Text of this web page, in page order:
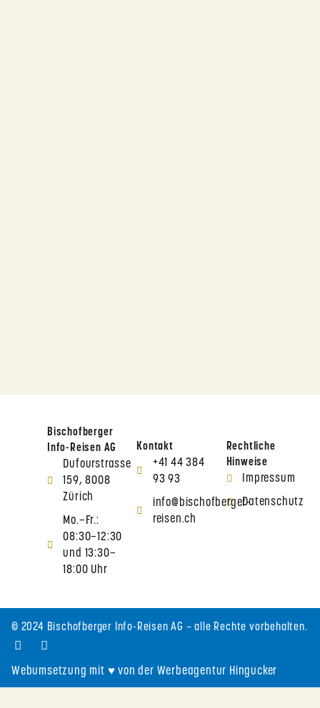
Bischofberger
Info-Reisen AG
Dufourstrasse
159, 8008
Zürich
Mo.–Fr.:
08:30–12:30
und 13:30–
18:00 Uhr
Kontakt
+41 44 384
93 93
info@bischofberger-
reisen.ch
Rechtliche
Hinweise
Impressum
Datenschutz
© 2024 Bischofberger Info-Reisen AG – alle Rechte vorbehalten.
Webumsetzung mit ♥ von der Werbeagentur Hingucker